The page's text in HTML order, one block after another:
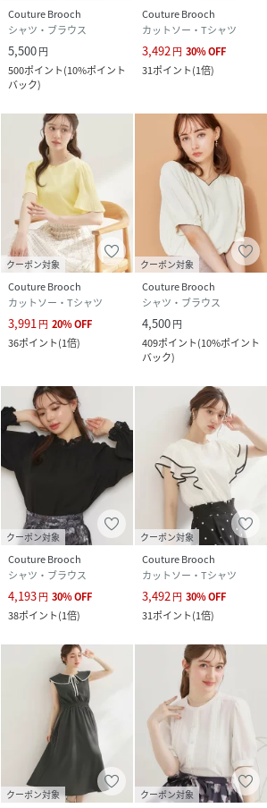
Couture Brooch
シャツ・ブラウス
5,500円
500ポイント(10%ポイント
バック)
Couture Brooch
カットソー・Tシャツ
3,492円 30%OFF
31ポイント(1倍)
クーポン対象
Couture Brooch
カットソー・Tシャツ
3,991円 20%OFF
36ポイント(1倍)
クーポン対象
Couture Brooch
シャツ・ブラウス
4,500円
409ポイント(10%ポイント
バック)
クーポン対象
Couture Brooch
シャツ・ブラウス
4,193円 30%OFF
38ポイント(1倍)
クーポン対象
Couture Brooch
カットソー・Tシャツ
3,492 円 30%OFF
31ポイント(1倍)
クーポン対象 クーポン対象